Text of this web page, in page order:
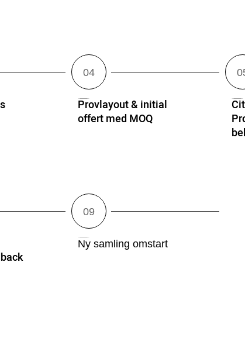
Provlayout & initial
offert med MOQ
Ny samling omstart